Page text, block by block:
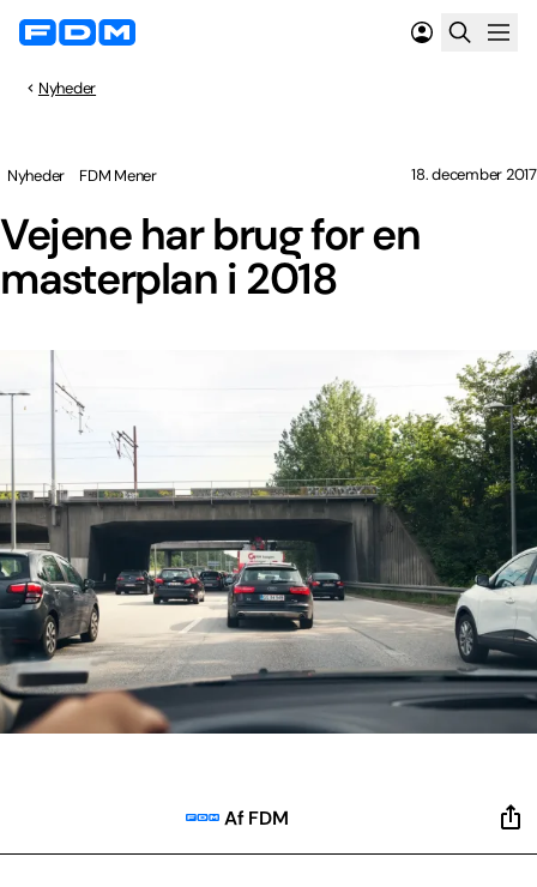
Nyheder
Vejene har brug for en
masterplan i 2018
Nyheder FDM Mener 18. december 2017
Af FDM